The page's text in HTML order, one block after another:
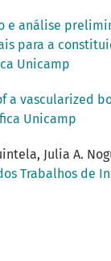
e análise
para a
Unicamp
a vascularized
Unicamp
Julia A.
Trabalhos de